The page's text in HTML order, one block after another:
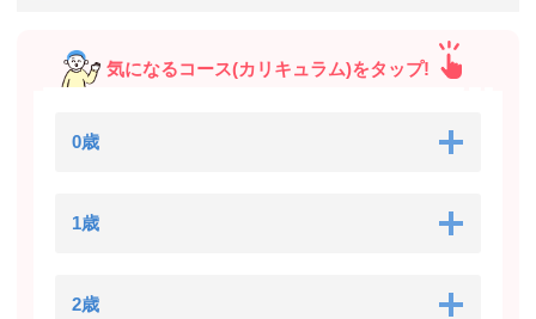
気になるコース(カリキュラム)をタップ!
0歳
1歳
2歳